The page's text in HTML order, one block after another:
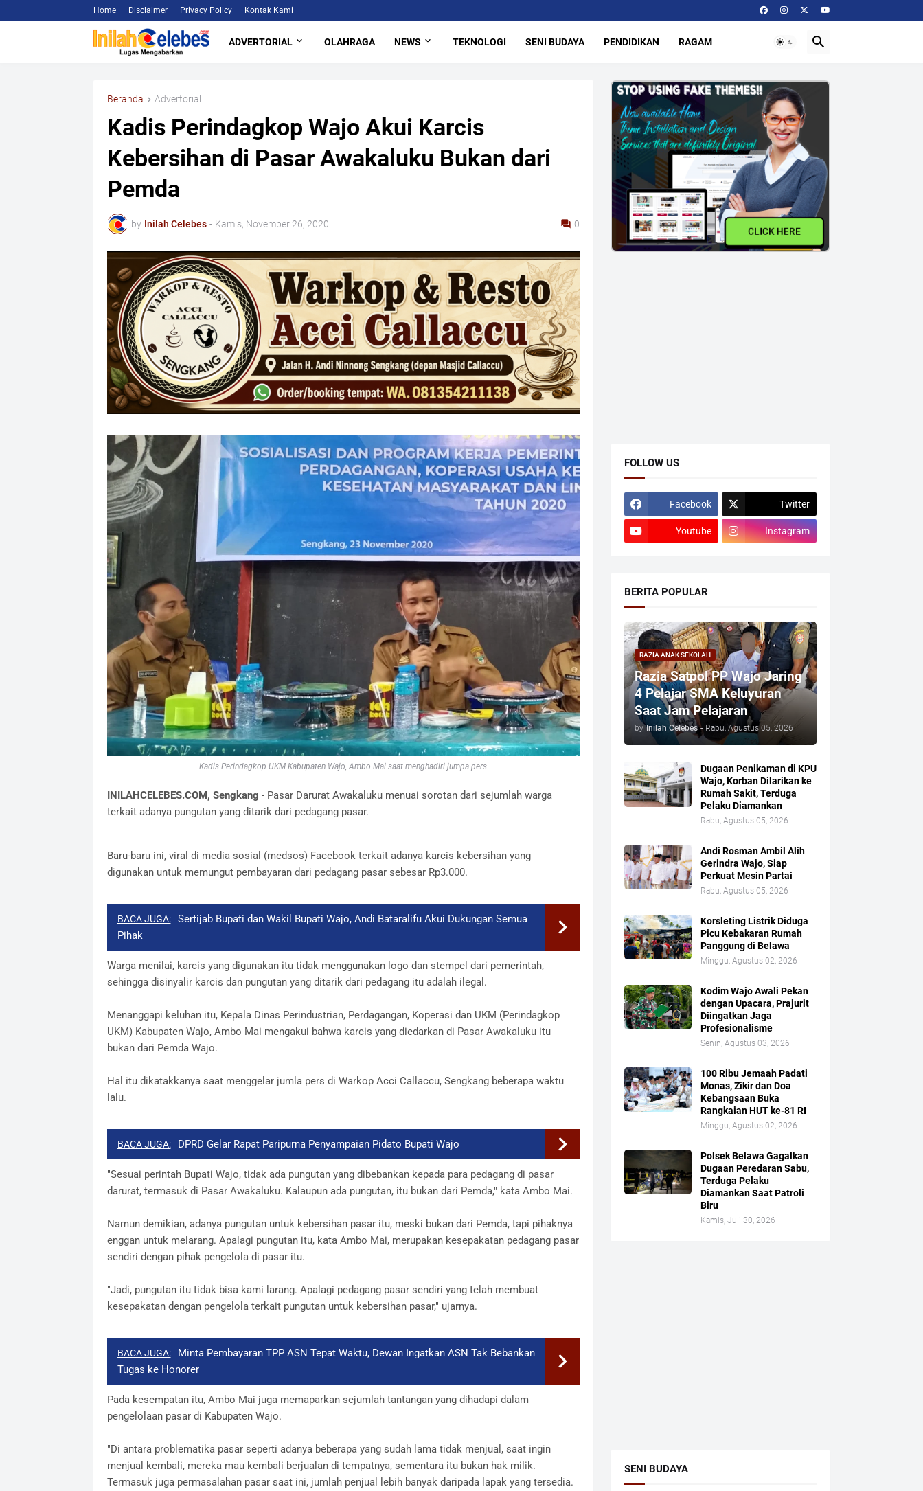
Home Disclaimer Privacy Policy Kontak Kami
ADVERTORIAL OLAHRAGA NEWS TEKNOLOGI SENI BUDAYA PENDIDIKAN RAGAM
Beranda Advertorial
Kadis Perindagkop Wajo Akui Karcis
Kebersihan di Pasar Awakaluku Bukan dari
Pemda
by Inilah Celebes - Kamis, November 26, 2020 0
Kadis Perindagkop UKM Kabupaten Wajo, Ambo Mai saat menghadiri jumpa pers
INILAHCELEBES.COM, Sengkang - Pasar Darurat Awakaluku menuai sorotan dari sejumlah warga
terkait adanya pungutan yang ditarik dari pedagang pasar.
Baru-baru ini, viral di media sosial (medsos) Facebook terkait adanya karcis kebersihan yang
digunakan untuk memungut pembayaran dari pedagang pasar sebesar Rp3.000.
BACA JUGA:
Sertijab Bupati dan Wakil Bupati Wajo, Andi Bataralifu Akui Dukungan Semua
Pihak
Warga menilai, karcis yang digunakan itu tidak menggunakan logo dan stempel dari pemerintah,
sehingga disinyalir karcis dan pungutan yang ditarik dari pedagang itu adalah ilegal.
Menanggapi keluhan itu, Kepala Dinas Perindustrian, Perdagangan, Koperasi dan UKM (Perindagkop
UKM) Kabupaten Wajo, Ambo Mai mengakui bahwa karcis yang diedarkan di Pasar Awakaluku itu
bukan dari Pemda Wajo.
Hal itu dikatakkanya saat menggelar jumla pers di Warkop Acci Callaccu, Sengkang beberapa waktu
lalu.
BACA JUGA: DPRD Gelar Rapat Paripurna Penyampaian Pidato Bupati Wajo
"Sesuai perintah Bupati Wajo, tidak ada pungutan yang dibebankan kepada para pedagang di pasar
darurat, termasuk di Pasar Awakaluku. Kalaupun ada pungutan, itu bukan dari Pemda," kata Ambo Mai.
Namun demikian, adanya pungutan untuk kebersihan pasar itu, meski bukan dari Pemda, tapi pihaknya
enggan untuk melarang. Apalagi pungutan itu, kata Ambo Mai, merupakan kesepakatan pedagang pasar
sendiri dengan pihak pengelola di pasar itu.
"Jadi, pungutan itu tidak bisa kami larang. Apalagi pedagang pasar sendiri yang telah membuat
kesepakatan dengan pengelola terkait pungutan untuk kebersihan pasar," ujarnya.
BACA JUGA:
Minta Pembayaran TPP ASN Tepat Waktu, Dewan Ingatkan ASN Tak Bebankan
Tugas ke Honorer
Pada kesempatan itu, Ambo Mai juga memaparkan sejumlah tantangan yang dihadapi dalam
pengelolaan pasar di Kabupaten Wajo.
"Di antara problematika pasar seperti adanya beberapa yang sudah lama tidak menjual, saat ingin
menjual kembali, mereka mau kembali berjualan di tempatnya, sementara itu bukan hak milik.
Termasuk juga permasalahan pasar saat ini, jumlah penjual lebih banyak daripada lapak yang tersedia.
CLICK HERE
FOLLOW US
Facebook Twitter
Youtube Instagram
BERITA POPULAR
RAZIA ANAK SEKOLAH
Razia Satpol PP Wajo Jaring
4 Pelajar SMA Keluyuran
Saat Jam Pelajaran
by Inilah Celebes - Rabu, Agustus 05, 2026
Dugaan Penikaman di KPU
Wajo, Korban Dilarikan ke
Rumah Sakit, Terduga
Pelaku Diamankan
Rabu, Agustus 05, 2026
Andi Rosman Ambil Alih
Gerindra Wajo, Siap
Perkuat Mesin Partai
Rabu, Agustus 05, 2026
Korsleting Listrik Diduga
Picu Kebakaran Rumah
Panggung di Belawa
Minggu, Agustus 02, 2026
Kodim Wajo Awali Pekan
dengan Upacara, Prajurit
Diingatkan Jaga
Profesionalisme
Senin, Agustus 03, 2026
100 Ribu Jemaah Padati
Monas, Zikir dan Doa
Kebangsaan Buka
Rangkaian HUT ke-81 RI
Minggu, Agustus 02, 2026
Polsek Belawa Gagalkan
Dugaan Peredaran Sabu,
Terduga Pelaku
Diamankan Saat Patroli
Biru
Kamis, Juli 30, 2026
SENI BUDAYA